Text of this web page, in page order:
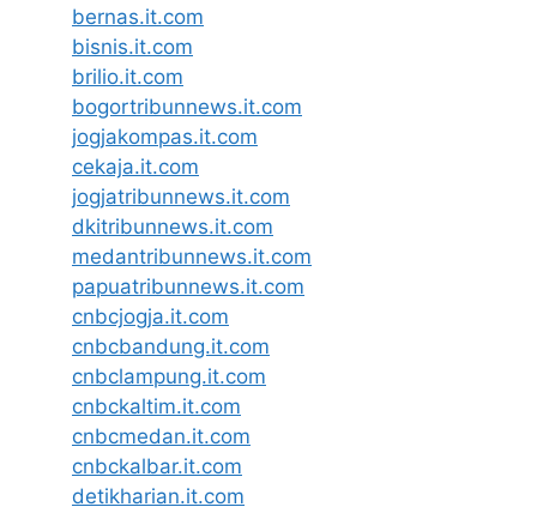
bernas.it.com
bisnis.it.com
brilio.it.com
bogortribunnews.it.com
jogjakompas.it.com
cekaja.it.com
jogjatribunnews.it.com
dkitribunnews.it.com
medantribunnews.it.com
papuatribunnews.it.com
cnbcjogja.it.com
cnbcbandung.it.com
cnbclampung.it.com
cnbckaltim.it.com
cnbcmedan.it.com
cnbckalbar.it.com
detikharian.it.com